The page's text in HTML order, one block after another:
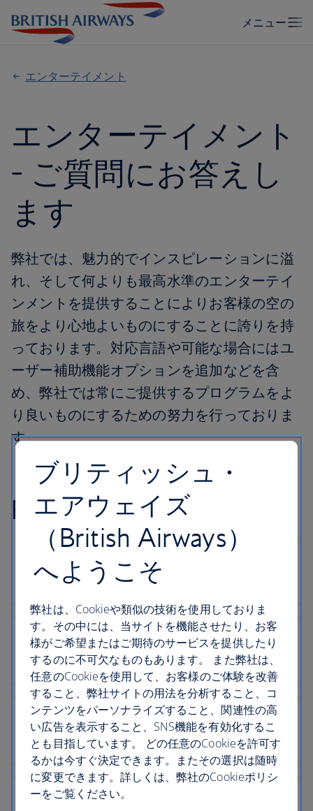
エンターテイメント
エンターテイメント
- ご質問にお答えし
ます
弊社では、魅力的でインスピレーションに溢
れ、そして何よりも最高水準のエンターテイ
ンメントを提供することによりお客様の空の
旅をより心地よいものにすることに誇りを持
っております。対応言語や可能な場合にはユ
ーザー補助機能オプションを追加などを含
め、弊社では常にご提供するプログラムをよ
り良いものにするための努力を行っておりま
す。
FAQ
ブリティッシュ・
エアウェイズ
（British Airways）
へようこそ
弊社は、Cookieや類似の技術を使用しておりま
す。その中には、当サイトを機能させたり、お客
様がご希望またはご期待のサービスを提供したり
するのに不可欠なものもあります。 また弊社は、
任意のCookieを使用して、お客様のご体験を改善
すること、弊社サイトの用法を分析すること、コ
ンテンツをパーソナライズすること、関連性の高
い広告を表示すること、SNS機能を有効化するこ
とも目指しています。 どの任意のCookieを許可す
るかは今すぐ決定できます。またその選択は随時
に変更できます。詳しくは、弊社のCookieポリシ
ーをご覧ください。